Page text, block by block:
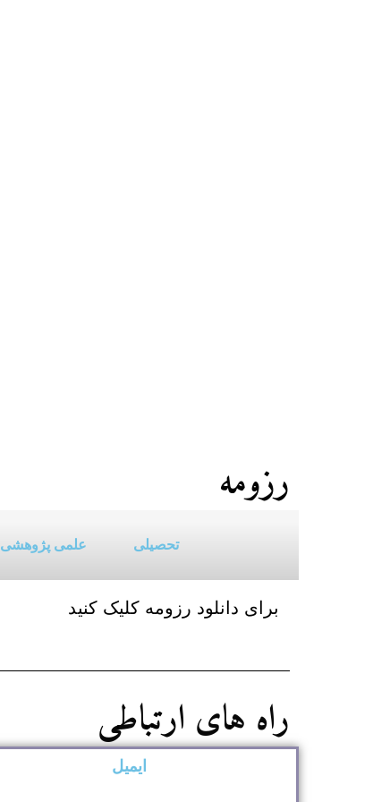
رزومه
تحصیلی علمی پژوهشی
برای دانلود رزومه کلیک کنید
راه های ارتباطی
ایمیل